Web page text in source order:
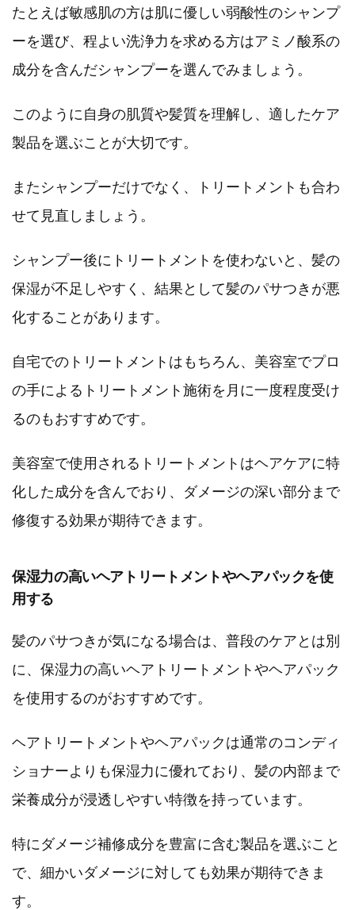
たとえば敏感肌の方は肌に優しい弱酸性のシャンプ
ーを選び、程よい洗浄力を求める方はアミノ酸系の
成分を含んだシャンプーを選んでみましょう。
このように自身の肌質や髪質を理解し、適したケア
製品を選ぶことが大切です。
またシャンプーだけでなく、トリートメントも合わ
せて見直しましょう。
シャンプー後にトリートメントを使わないと、髪の
保湿が不足しやすく、結果として髪のパサつきが悪
化することがあります。
自宅でのトリートメントはもちろん、美容室でプロ
の手によるトリートメント施術を月に一度程度受け
るのもおすすめです。
美容室で使用されるトリートメントはヘアケアに特
化した成分を含んでおり、ダメージの深い部分まで
修復する効果が期待できます。
保湿力の高いヘアトリートメントやヘアパックを使
用する
髪のパサつきが気になる場合は、普段のケアとは別
に、保湿力の高いヘアトリートメントやヘアパック
を使用するのがおすすめです。
ヘアトリートメントやヘアパックは通常のコンディ
ショナーよりも保湿力に優れており、髪の内部まで
栄養成分が浸透しやすい特徴を持っています。
特にダメージ補修成分を豊富に含む製品を選ぶこと
で、細かいダメージに対しても効果が期待できま
す。